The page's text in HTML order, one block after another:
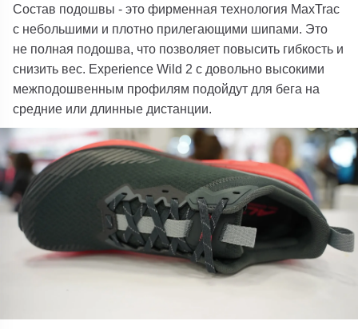
Состав подошвы - это фирменная технология MaxTrac
с небольшими и плотно прилегающими шипами. Это
не полная подошва, что позволяет повысить гибкость и
снизить вес. Experience Wild 2 с довольно высокими
межподошвенным профилям подойдут для бега на
средние или длинные дистанции.